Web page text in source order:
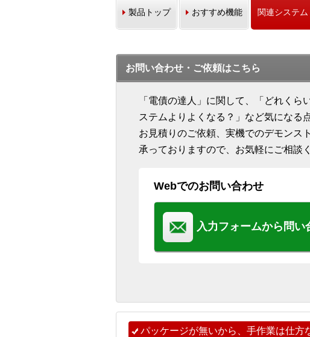
製品トップ おすすめ機能 関連システム
お問い合わせ・ご依頼はこちら
「電債の達人」に関して、「どれく
ステムよりよくなる？」など気になる
お見積りのご依頼、実機でのデモンス
承っておりますので、お気軽にご相談
Webでのお問い合わせ
入力フォームから問い
パッケージが無いから、手作業は仕方